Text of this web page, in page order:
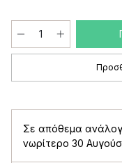
Σε απόθεμα
νωρίτερο 30